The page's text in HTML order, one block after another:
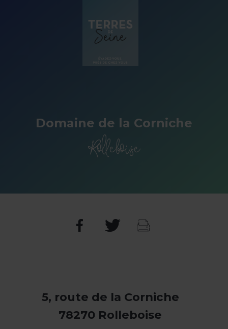
Domaine de la Corniche
Rolleboise
5, route de la Corniche
78270 Rolleboise